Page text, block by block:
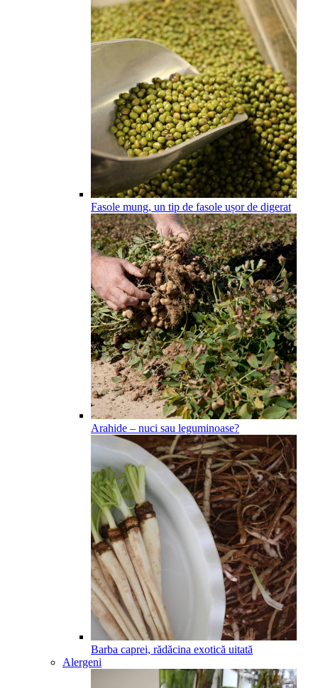
Fasole mung, un tip de fasole ușor de digerat
Arahide – nuci sau leguminoase?
Barba caprei, rădăcina exotică uitată
Alergeni